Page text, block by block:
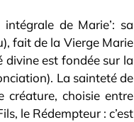
de Marie’: sa
fait de la Vierge Marie
divine est fondée sur la
La sainteté de
créature, choisie entre
le Rédempteur : c’est